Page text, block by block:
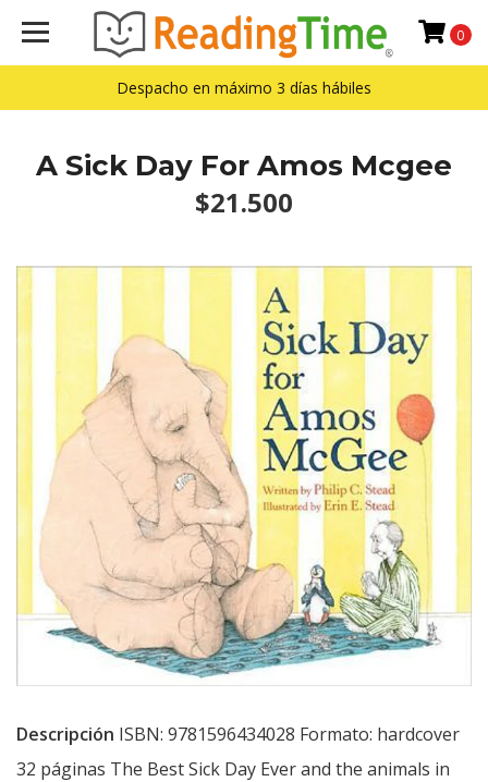
Despacho en máximo 3 días hábiles
0
A Sick Day For Amos Mcgee
$21.500
Descripción ISBN: 9781596434028 Formato: hardcover
32 páginas The Best Sick Day Ever and the animals in